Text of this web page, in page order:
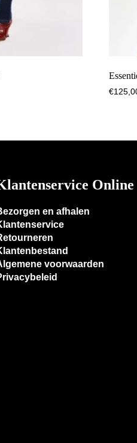
€
Online
en afhalen
voorwaarden